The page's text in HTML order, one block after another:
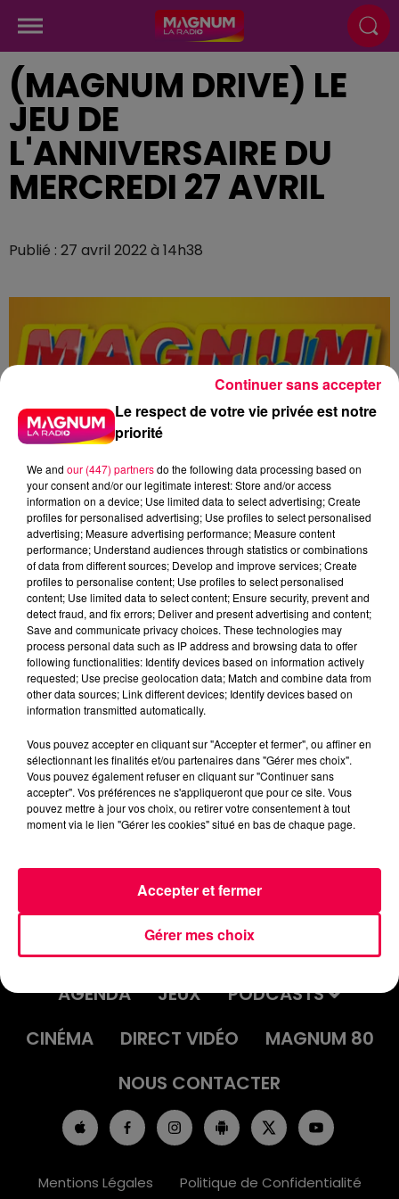
(MAGNUM DRIVE) LE
JEU DE
L'ANNIVERSAIRE DU
MERCREDI 27 AVRIL
Publié : 27 avril 2022 à 14h38
Flash infos
Crédit :Flash infos
podcasts/2022/04/2022-04-27-16-38-
ACCUEIL INFOS
EMISSIONS
AGENDA
JEUX
PODCASTS
CINÉMA
DIRECT VIDÉO
MAGNUM 80
NOUS CONTACTER
Mentions Légales Politique de Confidentialité
Le respect de votre vie privée est notre
priorité
We and our (447) partnersdo the following data processing based on
your consent and/or our legitimate interest: Store and/or access
information on a device; Use limited data to select advertising; Create
profiles for personalised advertising; Use profiles to select personalised
advertising; Measure advertising performance; Measure content
performance; Understand audiences through statistics or combinations
of data from different sources; Develop and improve services; Create
profiles to personalise content; Use profiles to select personalised
content; Use limited data to select content; Ensure security, prevent and
detect fraud, and fix errors; Deliver and present advertising and content;
Save and communicate privacy choices. These technologies may
process personal data such as IP address and browsing data to offer
following functionalities: Identify devices based on information actively
requested; Use precise geolocation data; Match and combine data from
other data sources; Link different devices; Identify devices based on
information transmitted automatically.
Vous pouvez accepter en cliquant sur "Accepter et fermer", ou affiner en
sélectionnant les finalités et/ou partenaires dans "Gérer mes choix".
Vous pouvez également refuser en cliquant sur "Continuer sans
accepter". Vos préférences ne s'appliqueront que pour ce site. Vous
pouvez mettre à jour vos choix, ou retirer votre consentement à tout
moment via le lien "Gérer les cookies" situé en bas de chaque page.
Gérer mes choix
Accepter et fermer
Continuer sans accepter